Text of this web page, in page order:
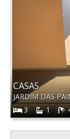
CASAS
JARDIM DAS
3
1